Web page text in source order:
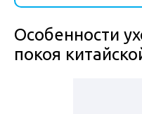
Особенности
покоя